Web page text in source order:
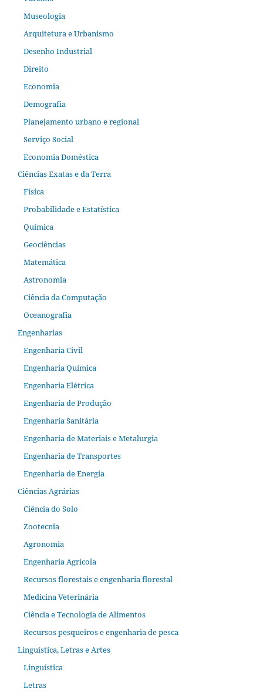
Museologia
Arquitetura e Urbanismo
Desenho Industrial
Direito
Economia
Demografia
Planejamento urbano e regional
Serviço Social
Economia Doméstica
Ciências Exatas e da Terra
Física
Probabilidade e Estatística
Química
Geociências
Matemática
Astronomia
Ciência da Computação
Oceanografia
Engenharias
Engenharia Civil
Engenharia Química
Engenharia Elétrica
Engenharia de Produção
Engenharia Sanitária
Engenharia de Materiais e Metalurgia
Engenharia de Transportes
Engenharia de Energia
Ciências Agrárias
Ciência do Solo
Zootecnia
Agronomia
Engenharia Agrícola
Recursos florestais e engenharia florestal
Medicina Veterinária
Ciência e Tecnologia de Alimentos
Recursos pesqueiros e engenharia de pesca
Linguística, Letras e Artes
Linguística
Letras